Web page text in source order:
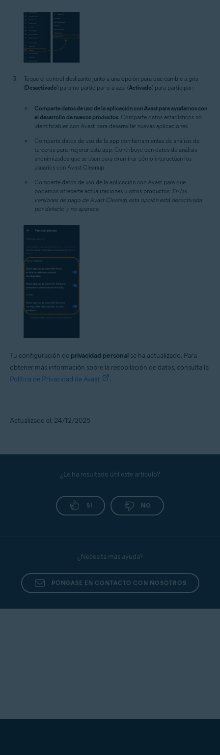
Toque el control deslizante junto a una opción para que cambie a gris
(Desactivado) para no participar o a azul (Activado) para participar:
Comparte datos de uso de la aplicación con Avast para ayudarnos con
el desarrollo de nuevos productos: Comparte datos estadísticos no
identificables con Avast para desarrollar nuevas aplicaciones.
Comparte datos de uso de la app con herramientas de análisis de
terceros para mejorar esta app. Contribuye con datos de análisis
anonimizados que se usan para examinar cómo interactúan los
usuarios con Avast Cleanup.
Comparte datos de uso de la aplicación con Avast para que
podamos ofrecerte actualizaciones u otros productos. En las
versiones de pago de Avast Cleanup, esta opción está desactivada
por defecto y no aparece.
Tu configuración de privacidad personal se ha actualizado. Para
obtener más información sobre la recopilación de datos, consulta la
Política de Privacidad de Avast
.
Actualizado el: 24/12/2025
¿Le ha resultado útil este artículo?
SÍ NO
¿Necesita más ayuda?
PÓNGASE EN CONTACTO CON NOSOTROS